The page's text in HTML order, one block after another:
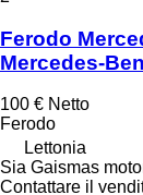
Ferodo
Mercedes-
100 € Netto
Ferodo
Lettonia
Sia Gaismas
Contattare il